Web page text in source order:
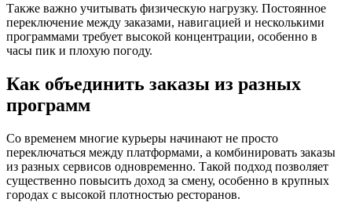
Также важно учитывать физическую нагрузку. Постоянное
переключение между заказами, навигацией и несколькими
программами требует высокой концентрации, особенно в
часы пик и плохую погоду.
Как объединить заказы из разных
программ
Со временем многие курьеры начинают не просто
переключаться между платформами, а комбинировать заказы
из разных сервисов одновременно. Такой подход позволяет
существенно повысить доход за смену, особенно в крупных
городах с высокой плотностью ресторанов.